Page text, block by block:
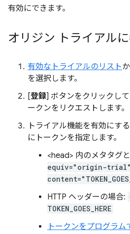
有効にできます。
オリジン トライアル
有効なトライアルのリスト
を選択します。
[登録] ボタンをクリックし
ークンをリクエストします。
トライアル機能を有効にす
にトークンを指定します。
<head> 内のメタタグ
equiv="origin-trial"
HTTP ヘッダーの場合:
TOKEN_GOES_HERE
トークンをプログラム